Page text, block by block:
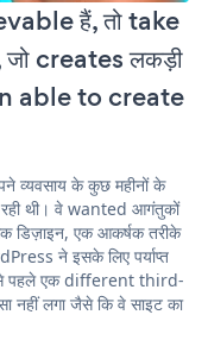
हैं, तो take
जो creates लकड़ी
able to create
व्यवसाय के कुछ महीनों के
थी। वे wanted आगंतुकों
डिज़ाइन, एक आकर्षक तरीके
ने इसके लिए पर्याप्त
से पहले एक different third-
नहीं लगा जैसे कि वे साइट का